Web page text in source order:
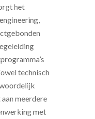
het
technisch
meerdere
met